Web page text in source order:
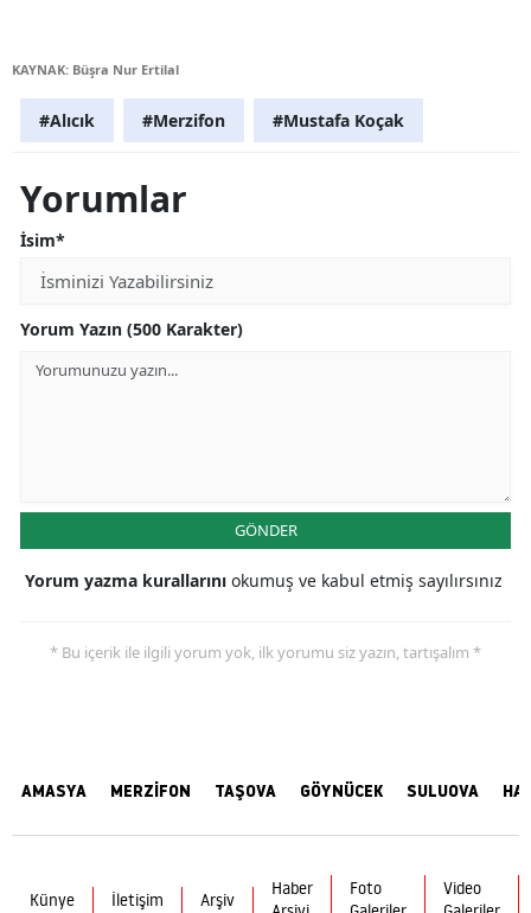
KAYNAK: Büşra Nur Ertilal
#Alıcık #Merzifon #Mustafa Koçak
Yorumlar
İsim*
Yorum Yazın (500 Karakter)
GÖNDER
Yorum yazma kurallarını okumuş ve kabul etmiş sayılırsınız
* Bu içerik ile ilgili yorum yok, ilk yorumu siz yazın, tartışalım *
AMASYA MERZİFON TAŞOVA GÖYNÜCEK SULUOVA
Künye İletişim Arşiv
Haber
Foto
Video